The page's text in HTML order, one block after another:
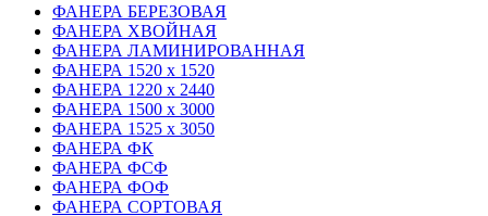
ФАНЕРА БЕРЕЗОВАЯ
ФАНЕРА ХВОЙНАЯ
ФАНЕРА ЛАМИНИРОВАННАЯ
ФАНЕРА 1520 х 1520
ФАНЕРА 1220 х 2440
ФАНЕРА 1500 х 3000
ФАНЕРА 1525 х 3050
ФАНЕРА ФК
ФАНЕРА ФСФ
ФАНЕРА ФОФ
ФАНЕРА СОРТОВАЯ